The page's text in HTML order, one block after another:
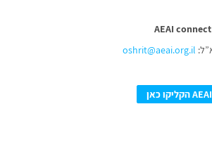
AEAI connect
oshrit@aeai.org.il